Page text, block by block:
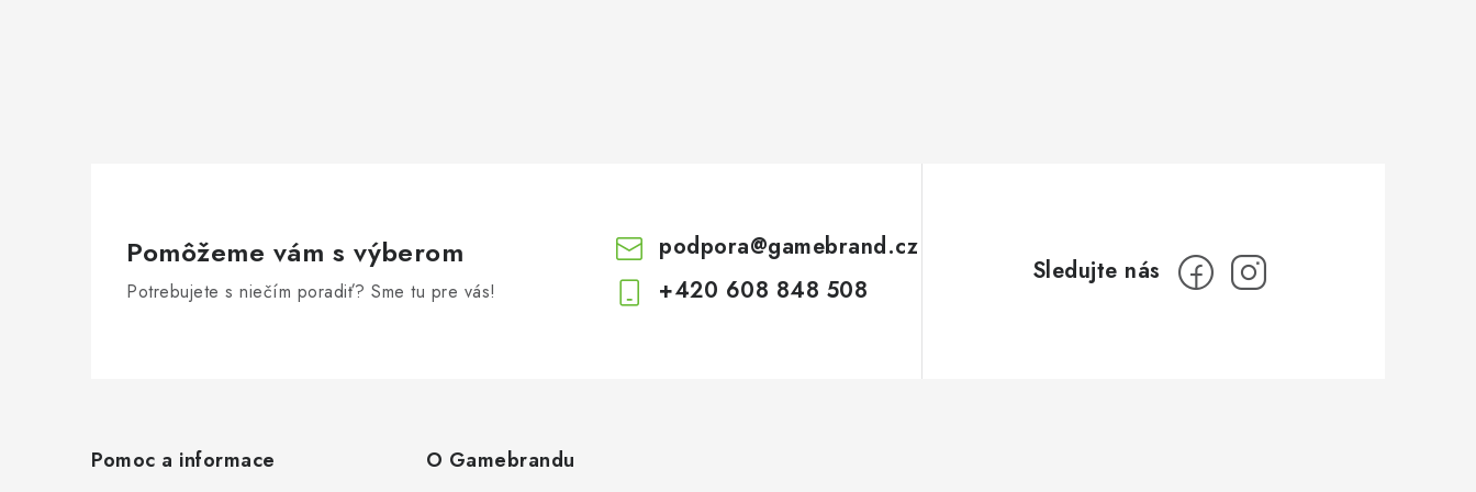
Pomôžeme vám s výberom
Potrebujete s niečím poradiť? Sme tu pre vás!
podpora@gamebrand.cz
+420 608 848 508
Pomoc a informace O Gamebrandu